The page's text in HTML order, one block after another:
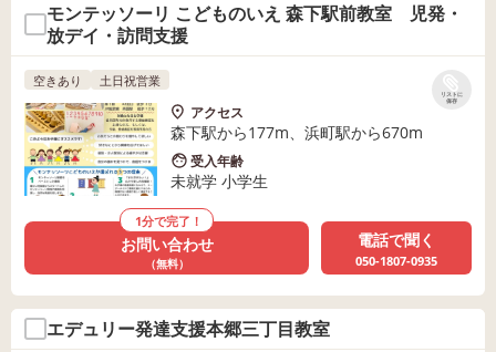
モンテッソーリ こどものいえ 森下駅前教室 児発・
放デイ・訪問支援
リストに
保存
空きあり 土日祝営業
アクセス
森下駅から177m、浜町駅から670m
受入年齢
未就学 小学生
1分で完了！
お問い合わせ
（無料）
電話で聞く
050-1807-0935
エデュリー発達支援本郷三丁目教室